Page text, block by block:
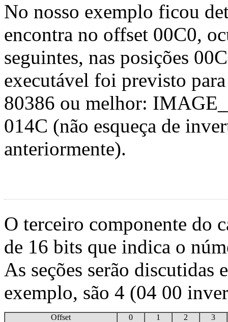
No nosso exemplo ficou
encontra no offset 00C0,
seguintes, nas posições
executável foi previsto
80386 ou melhor:
014C (não esqueça de
anteriormente).
O terceiro componente do
de 16 bits que indica o
As seções serão discutidas
exemplo, são 4 (04 00
Offset 0 1 2
3